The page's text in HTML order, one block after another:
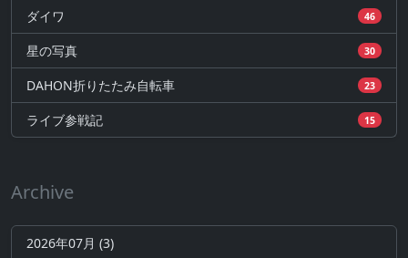
ダイワ 46
星の写真 30
DAHON折りたたみ自転車 23
ライブ参戦記 15
Archive
2026年07月 (3)